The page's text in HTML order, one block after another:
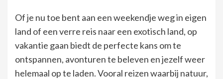
Of je nu toe bent aan een weekendje weg in eigen
land of een verre reis naar een exotisch land, op
vakantie gaan biedt de perfecte kans om te
ontspannen, avonturen te beleven en jezelf weer
helemaal op te laden. Vooral reizen waarbij natuur,